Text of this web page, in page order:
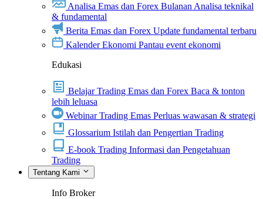
Analisa Emas dan Forex Bulanan Analisa teknikal
& fundamental
Berita Emas dan Forex Update fundamental terbaru
Kalender Ekonomi Pantau event ekonomi
Edukasi
Belajar Trading Emas dan Forex Baca & tonton
lebih leluasa
Webinar Trading Emas Perluas wawasan & strategi
Glossarium Istilah dan Pengertian Trading
E-book Trading Informasi dan Pengetahuan
Trading
Tentang Kami
Info Broker